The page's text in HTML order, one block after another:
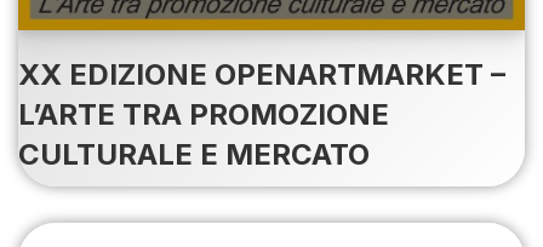
XX EDIZIONE OPENARTMARKET –
L’ARTE TRA PROMOZIONE
CULTURALE E MERCATO